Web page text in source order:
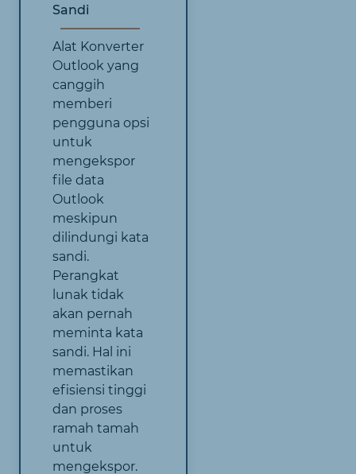
Sandi
Alat Konverter
Outlook yang
canggih
memberi
pengguna opsi
untuk
mengekspor
file data
Outlook
meskipun
dilindungi kata
sandi.
Perangkat
lunak tidak
akan pernah
meminta kata
sandi. Hal ini
memastikan
efisiensi tinggi
dan proses
ramah tamah
untuk
mengekspor.